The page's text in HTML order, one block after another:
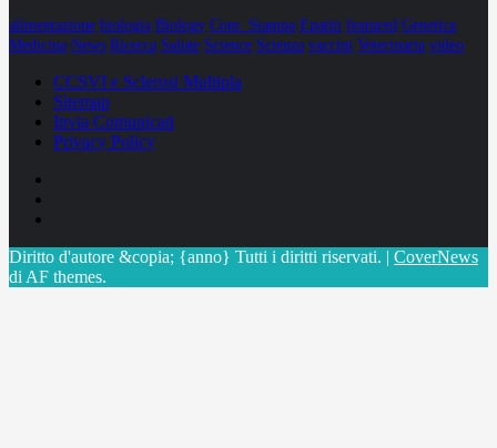
alimentazione biologia Biology Com. Stampa Epatiti featured Genetica
Medicina News Ricerca Salute Science Scienza vaccini Veterinaria video
CCSVI e Sclerosi Multipla
Sitemap
Invia Comunicati
Privacy Policy
Diritto d'autore &copia; {anno} Tutti i diritti riservati. | CoverNews
di AF themes.